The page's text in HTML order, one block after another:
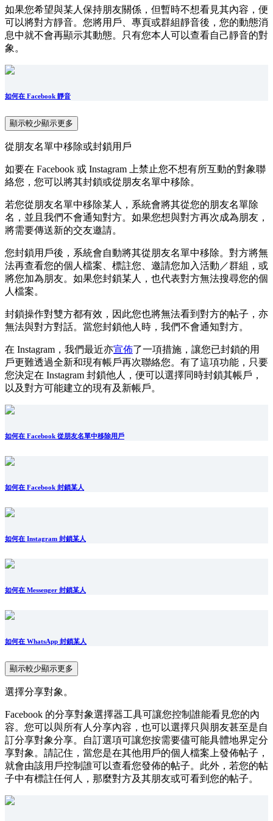
如果您希望與某人保持朋友關係，但暫時不想看見其內容，便
可以將對方靜音。您將用戶、專頁或群組靜音後，您的動態消
息中就不會再顯示其動態。只有您本人可以查看自己靜音的對
象。
如何在 Facebook 靜音
顯示較少顯示更多
從朋友名單中移除或封鎖用戶
如要在 Facebook 或 Instagram 上禁止您不想有所互動的對象聯
絡您，您可以將其封鎖或從朋友名單中移除。
若您從朋友名單中移除某人，系統會將其從您的朋友名單除
名，並且我們不會通知對方。如果您想與對方再次成為朋友，
將需要傳送新的交友邀請。
您封鎖用戶後，系統會自動將其從朋友名單中移除。對方將無
法再查看您的個人檔案、標註您、邀請您加入活動／群組，或
將您加為朋友。如果您封鎖某人，也代表對方無法搜尋您的個
人檔案。
封鎖操作對雙方都有效，因此您也將無法看到對方的帖子，亦
無法與對方對話。當您封鎖他人時，我們不會通知對方。
在 Instagram，我們最近亦宣佈了一項措施，讓您已封鎖的用
戶更難透過全新和現有帳戶再次聯絡您。有了這項功能，只要
您決定在 Instagram 封鎖他人，便可以選擇同時封鎖其帳戶，
以及對方可能建立的現有及新帳戶。
如何在 Facebook 從朋友名單中移除用戶
如何在 Facebook 封鎖某人
如何在 Instagram 封鎖某人
如何在 Messenger 封鎖某人
如何在 WhatsApp 封鎖某人
顯示較少顯示更多
選擇分享對象。
Facebook 的分享對象選擇器工具可讓您控制誰能看見您的內
容。您可以與所有人分享內容，也可以選擇只與朋友甚至是自
訂分享對象分享。自訂選項可讓您按需要儘可能具體地界定分
享對象。請記住，當您是在其他用戶的個人檔案上發佈帖子，
就會由該用戶控制誰可以查看您發佈的帖子。此外，若您的帖
子中有標註任何人，那麼對方及其朋友或可看到您的帖子。